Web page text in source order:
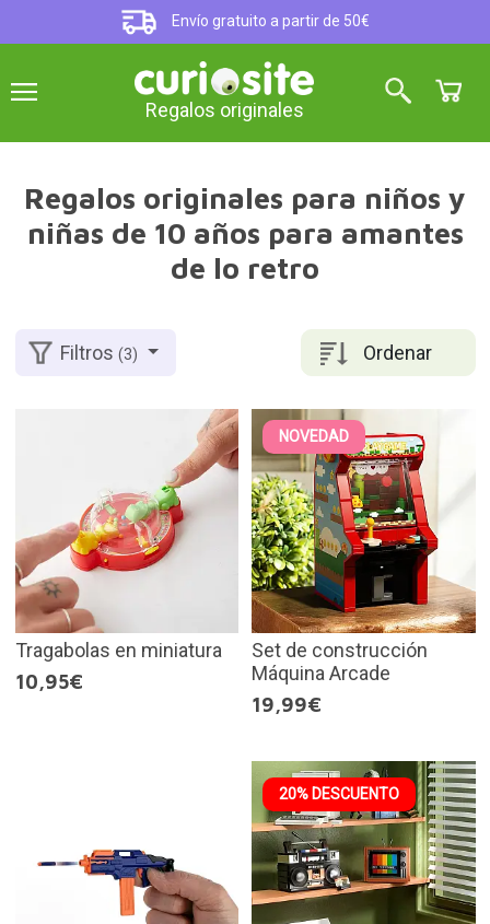
Envío gratuito a partir de 50€
Regalos originales
Regalos originales para niños y
niñas de 10 años para amantes
de lo retro
Ordenar
Filtros(3)
Tragabolas en miniatura
10,95€
NOVEDAD
Set de construcción
Máquina Arcade
19,99€
20% DESCUENTO